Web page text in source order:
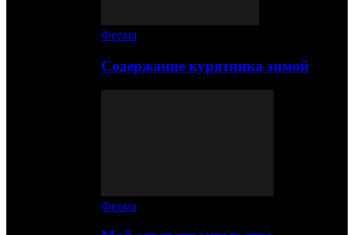
Ферма
Содержание курятника зимой
Ферма